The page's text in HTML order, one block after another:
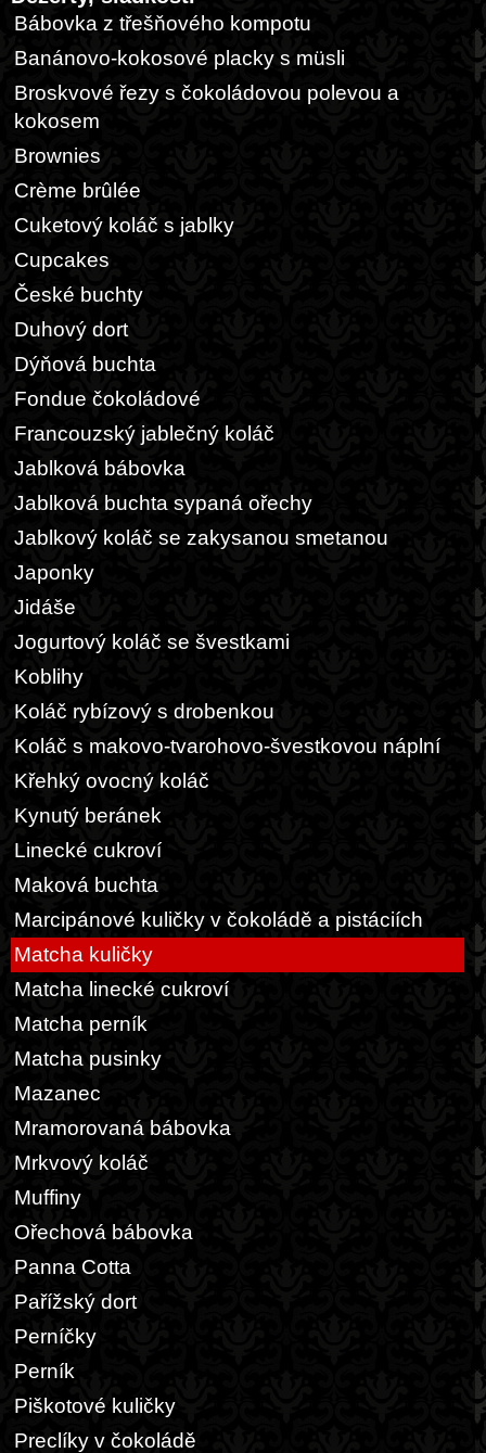
Bábovka z třešňového kompotu
Banánovo-kokosové placky s müsli
Broskvové řezy s čokoládovou polevou a
kokosem
Brownies
Crème brûlée
Cuketový koláč s jablky
Cupcakes
České buchty
Duhový dort
Dýňová buchta
Fondue čokoládové
Francouzský jablečný koláč
Jablková bábovka
Jablková buchta sypaná ořechy
Jablkový koláč se zakysanou smetanou
Japonky
Jidáše
Jogurtový koláč se švestkami
Koblihy
Koláč rybízový s drobenkou
Koláč s makovo-tvarohovo-švestkovou náplní
Křehký ovocný koláč
Kynutý beránek
Linecké cukroví
Maková buchta
Marcipánové kuličky v čokoládě a pistáciích
Matcha kuličky
Matcha linecké cukroví
Matcha perník
Matcha pusinky
Mazanec
Mramorovaná bábovka
Mrkvový koláč
Muffiny
Ořechová bábovka
Panna Cotta
Pařížský dort
Perníčky
Perník
Piškotové kuličky
Preclíky v čokoládě